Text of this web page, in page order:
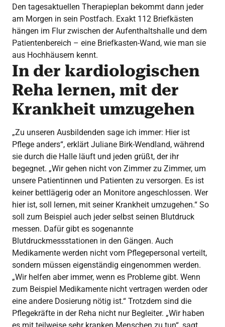
Den tagesaktuellen Therapieplan bekommt dann jeder
am Morgen in sein Postfach. Exakt 112 Briefkästen
hängen im Flur zwischen der Aufenthaltshalle und dem
Patientenbereich – eine Briefkasten-Wand, wie man sie
aus Hochhäusern kennt.
In der kardiologischen
Reha lernen, mit der
Krankheit umzugehen
„Zu unseren Ausbildenden sage ich immer: Hier ist
Pflege anders“, erklärt Juliane Birk-Wendland, während
sie durch die Halle läuft und jeden grüßt, der ihr
begegnet. „Wir gehen nicht von Zimmer zu Zimmer, um
unsere Patientinnen und Patienten zu versorgen. Es ist
keiner bettlägerig oder an Monitore angeschlossen. Wer
hier ist, soll lernen, mit seiner Krankheit umzugehen.“ So
soll zum Beispiel auch jeder selbst seinen Blutdruck
messen. Dafür gibt es sogenannte
Blutdruckmessstationen in den Gängen. Auch
Medikamente werden nicht vom Pflegepersonal verteilt,
sondern müssen eigenständig eingenommen werden.
„Wir helfen aber immer, wenn es Probleme gibt. Wenn
zum Beispiel Medikamente nicht vertragen werden oder
eine andere Dosierung nötig ist.“ Trotzdem sind die
Pflegekräfte in der Reha nicht nur Begleiter. „Wir haben